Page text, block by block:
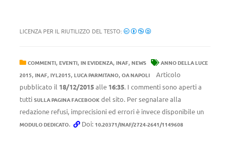
LICENZA PER IL RIUTILIZZO DEL TESTO:
COMMENTI, EVENTI, IN EVIDENZA, INAF, NEWS
ANNO DELLA LUCE
2015, INAF, IYL2015, LUCA PARMITANO, OA NAPOLI
Articolo
pubblicato il 18/12/2015alle 16:35. I commenti sono aperti a
tutti SULLA PAGINA FACEBOOK del sito. Per segnalare alla
redazione refusi, imprecisioni ed errori è invece disponibile un
MODULO DEDICATO. Doi: 10.20371/INAF/2724-2641/1149608